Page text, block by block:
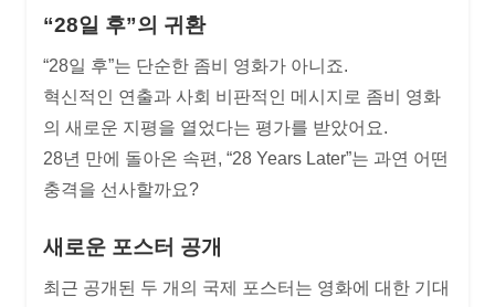
“28일 후”의 귀환
“28일 후”는 단순한 좀비 영화가 아니죠.
혁신적인 연출과 사회 비판적인 메시지로 좀비 영화
의 새로운 지평을 열었다는 평가를 받았어요.
28년 만에 돌아온 속편, “28 Years Later”는 과연 어떤
충격을 선사할까요?
새로운 포스터 공개
최근 공개된 두 개의 국제 포스터는 영화에 대한 기대